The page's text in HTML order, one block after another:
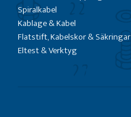
Spiralkabel
Kablage & Kabel
Flatstift, Kabelskor & Säkringar
Eltest & Verktyg